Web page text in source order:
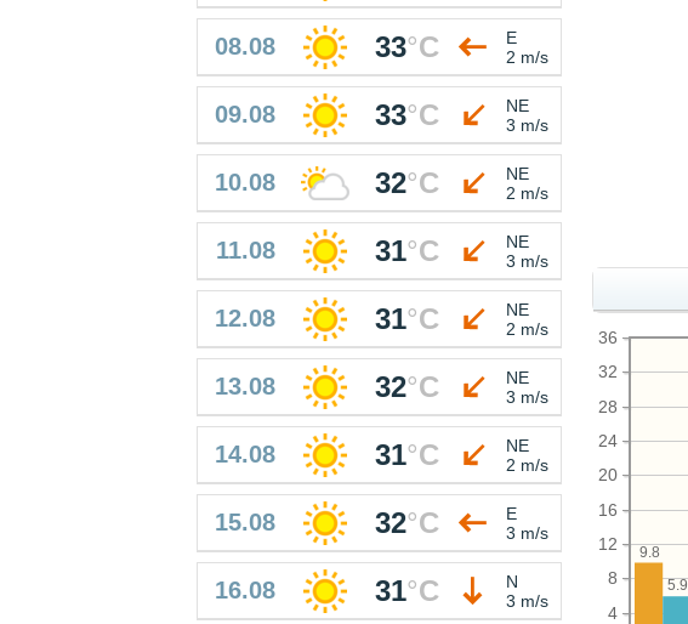
4
8
12
16
20
24
28
32
36
9.8
5.9
08.08 33°C
E
2 m/s
09.08 33°C
NE
3 m/s
10.08 32°C
NE
2 m/s
11.08 31°C
NE
3 m/s
12.08 31°C
NE
2 m/s
13.08 32°C
NE
3 m/s
14.08 31°C
NE
2 m/s
15.08 32°C
E
3 m/s
16.08 31°C
N
3 m/s